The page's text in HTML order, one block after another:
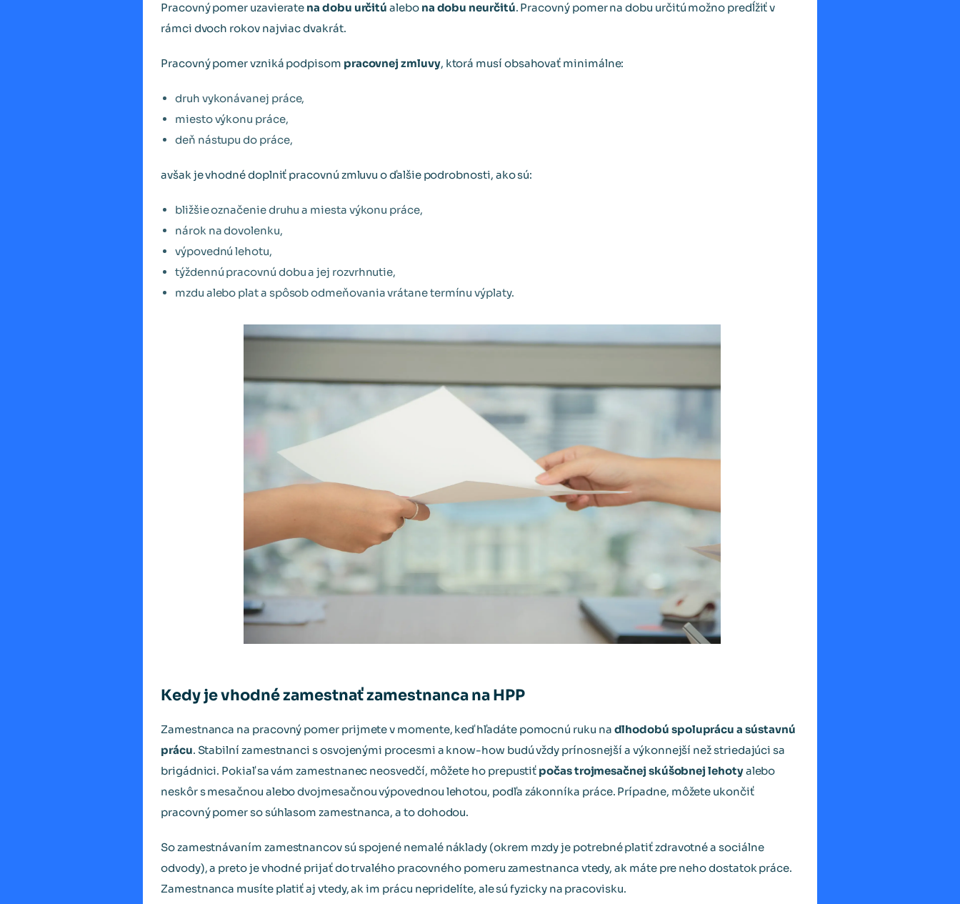
Pracovný pomer uzavierate na dobu určitú alebo na dobu neurčitú. Pracovný pomer na dobu určitú možno predĺžiť v
rámci dvoch rokov najviac dvakrát.
Pracovný pomer vzniká podpisom pracovnej zmluvy, ktorá musí obsahovať minimálne:
druh vykonávanej práce,
miesto výkonu práce,
deň nástupu do práce,
avšak je vhodné doplniť pracovnú zmluvu o ďalšie podrobnosti, ako sú:
bližšie označenie druhu a miesta výkonu práce,
nárok na dovolenku,
výpovednú lehotu,
týždennú pracovnú dobu a jej rozvrhnutie,
mzdu alebo plat a spôsob odmeňovania vrátane termínu výplaty.
Kedy je vhodné zamestnať zamestnanca na HPP
Zamestnanca na pracovný pomer prijmete v momente, keď hľadáte pomocnú ruku na dlhodobú spoluprácu a sústavnú
prácu. Stabilní zamestnanci s osvojenými procesmi a know-how budú vždy prínosnejší a výkonnejší než striedajúci sa
brigádnici. Pokiaľ sa vám zamestnanec neosvedčí, môžete ho prepustiť počas trojmesačnej skúšobnej lehotyalebo
neskôr s mesačnou alebo dvojmesačnou výpovednou lehotou, podľa zákonníka práce. Prípadne, môžete ukončiť
pracovný pomer so súhlasom zamestnanca, a to dohodou.
So zamestnávaním zamestnancov sú spojené nemalé náklady (okrem mzdy je potrebné platiť zdravotné a sociálne
odvody), a preto je vhodné prijať do trvalého pracovného pomeru zamestnanca vtedy, ak máte pre neho dostatok práce.
Zamestnanca musíte platiť aj vtedy, ak im prácu nepridelíte, ale sú fyzicky na pracovisku.